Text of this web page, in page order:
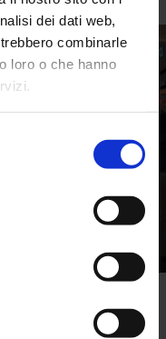
dei dati web,
combinarle
loro o che hanno